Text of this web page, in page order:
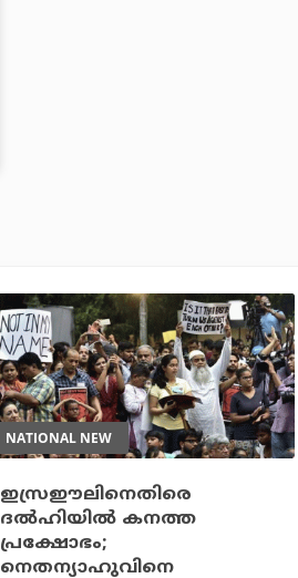
NATIONAL NEW
ഇസ്രഈലിനെതിരെ
ദല്‍ഹിയില്‍ കനത്ത
പ്രക്ഷോഭം;
നെതന്യാഹുവിനെ